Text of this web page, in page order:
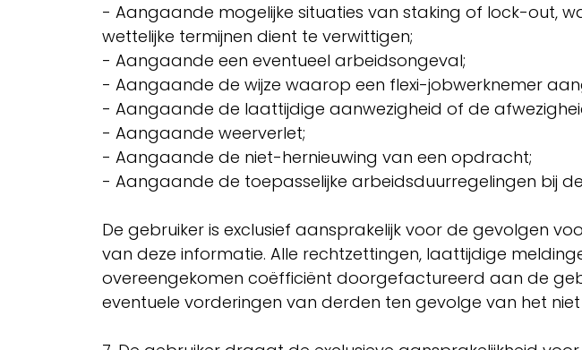
- Aangaande mogelijke situaties van staking of lock-out,
wettelijke termijnen dient te verwittigen;
- Aangaande een eventueel arbeidsongeval;
- Aangaande de wijze waarop een flexi-jobwerknemer
- Aangaande de laattijdige aanwezigheid of de
- Aangaande weerverlet;
- Aangaande de niet-hernieuwing van een opdracht;
- Aangaande de toepasselijke arbeidsduurregelingen bij
De gebruiker is exclusief aansprakelijk voor de gevolgen
van deze informatie. Alle rechtzettingen, laattijdige
overeengekomen coëfficiënt doorgefactureerd aan de
eventuele vorderingen van derden ten gevolge van het